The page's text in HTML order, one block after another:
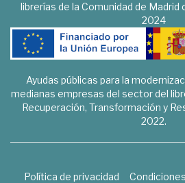
librerías de la Comunidad de
2024
Ayudas públicas para la
medianas empresas del sector del
Recuperación, Transformación y
2022.
Política de privacidad